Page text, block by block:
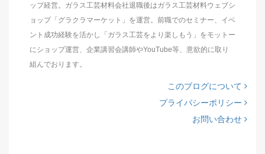
ップ経営。ガラス工芸材料会社退職後はガラス工芸材料ウェブシ
ョップ「グラクラマーケット」を運営。前職でのセミナー、イベ
ント成功経験を活かし「ガラス工芸をより楽しもう」をモットー
にショップ運営、企業講習会講師やYouTube等、意欲的に取り
組んでおります。
このブログについて
プライバシーポリシー
お問い合わせ